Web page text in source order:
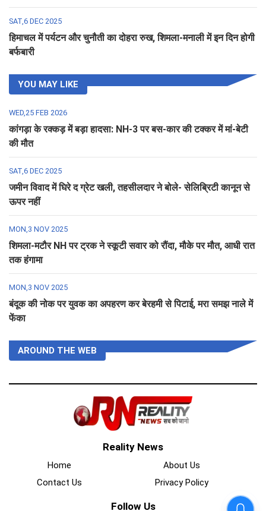
SAT,6 DEC 2025
हिमाचल में पर्यटन और चुनौती का दोहरा रुख, शिमला-मनाली में इन दिन होगी
बर्फबारी
YOU MAY LIKE
WED,25 FEB 2026
कांगड़ा के रक्कड़ में बड़ा हादसा: NH-3 पर बस-कार की टक्कर में मां-बेटी
की मौत
SAT,6 DEC 2025
जमीन विवाद में घिरे द ग्रेट खली, तहसीलदार ने बोले- सेलिब्रिटी कानून से
ऊपर नहीं
MON,3 NOV 2025
शिमला-मटौर NH पर ट्रक ने स्कूटी सवार को रौंदा, मौके पर मौत, आधी रात
तक हंगामा
MON,3 NOV 2025
बंदूक की नोक पर युवक का अपहरण कर बेरहमी से पिटाई, मरा समझ नाले में
फेंका
AROUND THE WEB
Reality News
Home
About Us
Contact Us
Privacy Policy
Follow Us